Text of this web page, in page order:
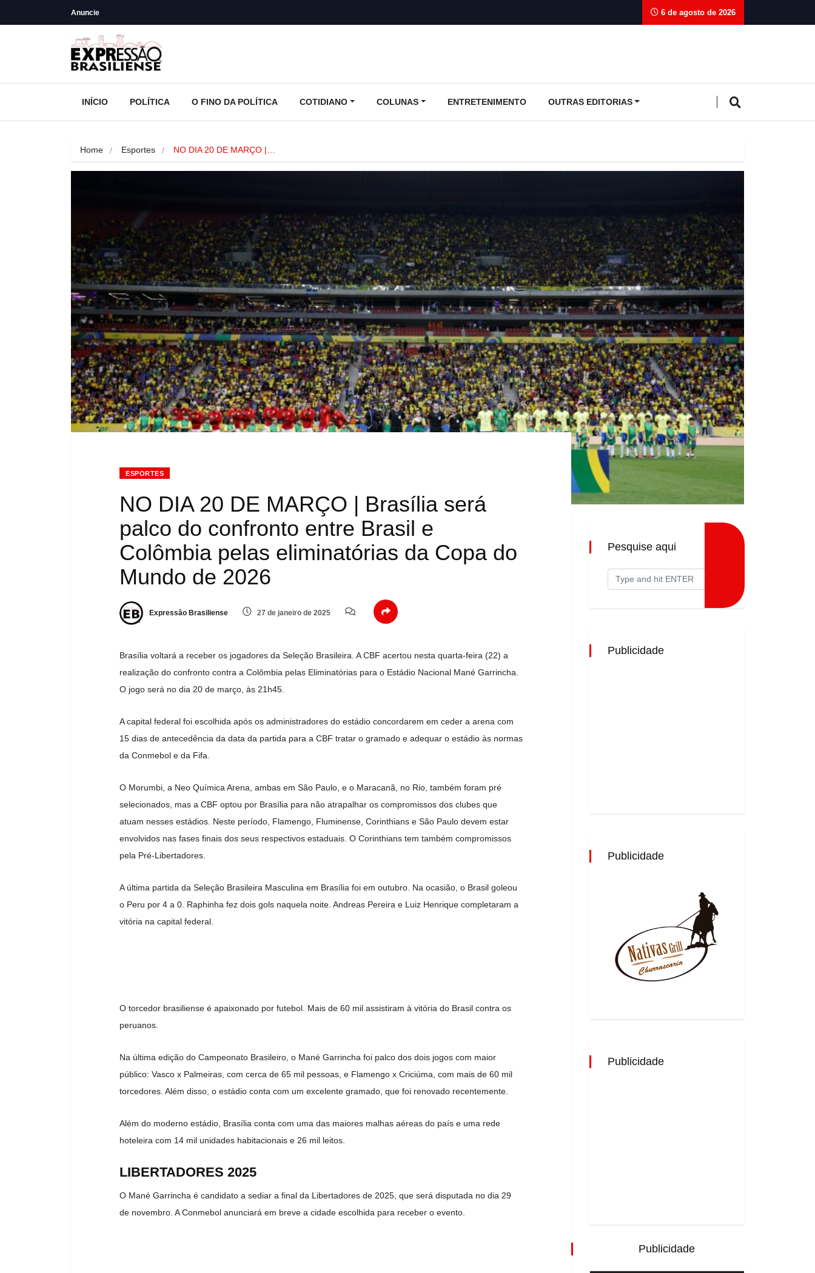
Anuncie 6 de agosto de 2026
INÍCIO POLÍTICA O FINO DA POLÍTICA COTIDIANO COLUNAS ENTRETENIMENTO OUTRAS EDITORIAS
Home Esportes NO DIA 20 DE MARÇO |…
ESPORTES
NO DIA 20 DE MARÇO | Brasília será
palco do confronto entre Brasil e
Colômbia pelas eliminatórias da Copa do
Mundo de 2026
Expressão Brasiliense 27 de janeiro de 2025
Brasília voltará a receber os jogadores da Seleção Brasileira. A CBF acertou nesta quarta-feira (22) a
realização do confronto contra a Colômbia pelas Eliminatórias para o Estádio Nacional Mané Garrincha.
O jogo será no dia 20 de março, às 21h45.
A capital federal foi escolhida após os administradores do estádio concordarem em ceder a arena com
15 dias de antecedência da data da partida para a CBF tratar o gramado e adequar o estádio às normas
da Conmebol e da Fifa.
O Morumbi, a Neo Química Arena, ambas em São Paulo, e o Maracanã, no Rio, também foram pré
selecionados, mas a CBF optou por Brasília para não atrapalhar os compromissos dos clubes que
atuam nesses estádios. Neste período, Flamengo, Fluminense, Corinthians e São Paulo devem estar
envolvidos nas fases finais dos seus respectivos estaduais. O Corinthians tem também compromissos
pela Pré-Libertadores.
A última partida da Seleção Brasileira Masculina em Brasília foi em outubro. Na ocasião, o Brasil goleou
o Peru por 4 a 0. Raphinha fez dois gols naquela noite. Andreas Pereira e Luiz Henrique completaram a
vitória na capital federal.
O torcedor brasiliense é apaixonado por futebol. Mais de 60 mil assistiram à vitória do Brasil contra os
peruanos.
Na última edição do Campeonato Brasileiro, o Mané Garrincha foi palco dos dois jogos com maior
público: Vasco x Palmeiras, com cerca de 65 mil pessoas, e Flamengo x Criciúma, com mais de 60 mil
torcedores. Além disso, o estádio conta com um excelente gramado, que foi renovado recentemente.
Além do moderno estádio, Brasília conta com uma das maiores malhas aéreas do país e uma rede
hoteleira com 14 mil unidades habitacionais e 26 mil leitos.
LIBERTADORES 2025
O Mané Garrincha é candidato a sediar a final da Libertadores de 2025, que será disputada no dia 29
de novembro. A Conmebol anunciará em breve a cidade escolhida para receber o evento.
Pesquise aqui
Publicidade
Publicidade
Publicidade
Publicidade